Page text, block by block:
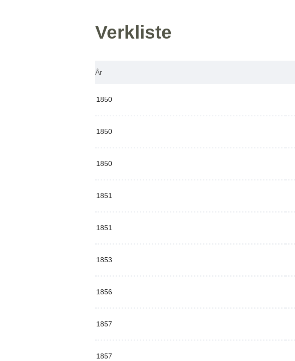
Verkliste
År
1850
1850
1850
1851
1851
1853
1856
1857
1857